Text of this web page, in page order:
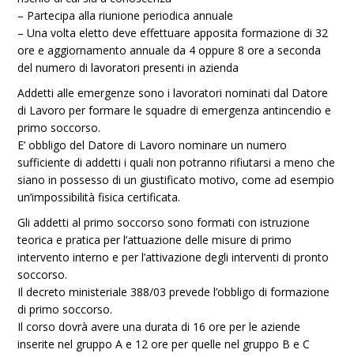
– Partecipa alla riunione periodica annuale
– Una volta eletto deve effettuare apposita formazione di 32
ore e aggiornamento annuale da 4 oppure 8 ore a seconda
del numero di lavoratori presenti in azienda
Addetti alle emergenze sono i lavoratori nominati dal Datore
di Lavoro per formare le squadre di emergenza antincendio e
primo soccorso.
E’ obbligo del Datore di Lavoro nominare un numero
sufficiente di addetti i quali non potranno rifiutarsi a meno che
siano in possesso di un giustificato motivo, come ad esempio
un’impossibilità fisica certificata.
Gli addetti al primo soccorso sono formati con istruzione
teorica e pratica per l’attuazione delle misure di primo
intervento interno e per l’attivazione degli interventi di pronto
soccorso.
Il decreto ministeriale 388/03 prevede l’obbligo di formazione
di primo soccorso.
Il corso dovrà avere una durata di 16 ore per le aziende
inserite nel gruppo A e 12 ore per quelle nel gruppo B e C